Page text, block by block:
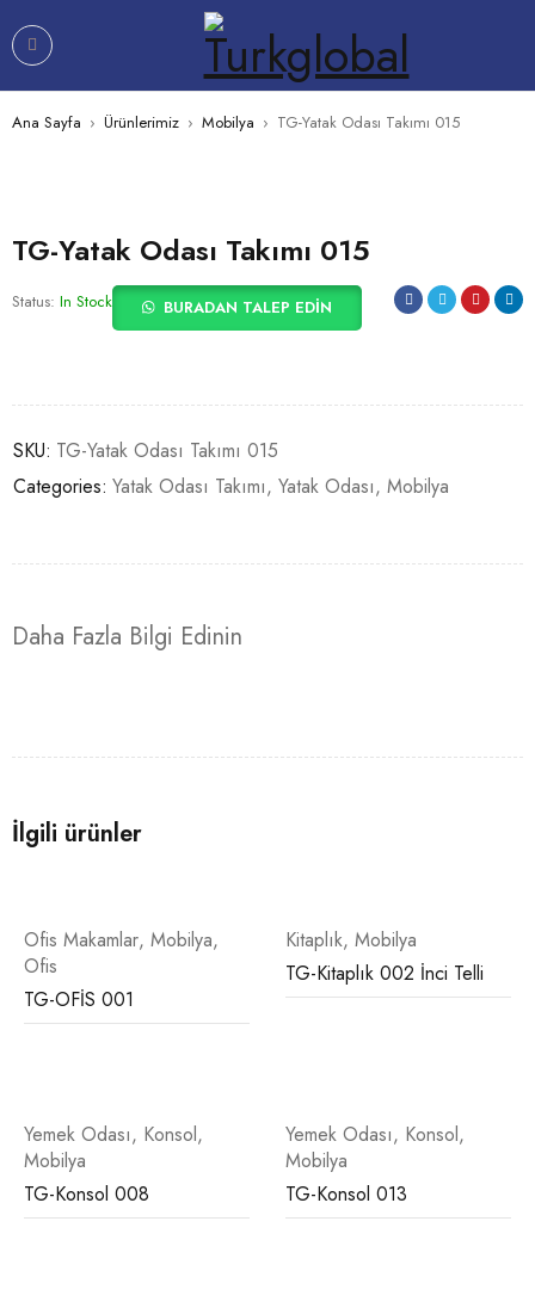
Ana Sayfa › Ürünlerimiz › Mobilya › TG-Yatak Odası Takımı 015
TG-Yatak Odası Takımı 015
Status: In Stock BURADAN TALEP EDIN
SKU: TG-Yatak Odası Takımı 015
Categories: Yatak Odası Takımı, Yatak Odası, Mobilya
Daha Fazla Bilgi Edinin
İlgili ürünler
Ofis Makamlar, Mobilya,
Ofis
TG-OFİS 001
Kitaplık, Mobilya
TG-Kitaplık 002 İnci Telli
Yemek Odası, Konsol,
Mobilya
TG-Konsol 008
Yemek Odası, Konsol,
Mobilya
TG-Konsol 013